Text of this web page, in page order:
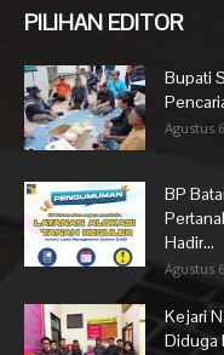
PILIHAN EDITOR
Bupati
Agustus
BP
Hadir...
Agustus
Kejari
Diduga